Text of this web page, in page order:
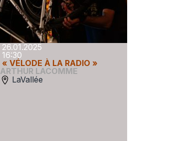
26.01.2025
16:30
« VÉLODE À LA RADIO »
ARTHUR LACOMME
LaVallée